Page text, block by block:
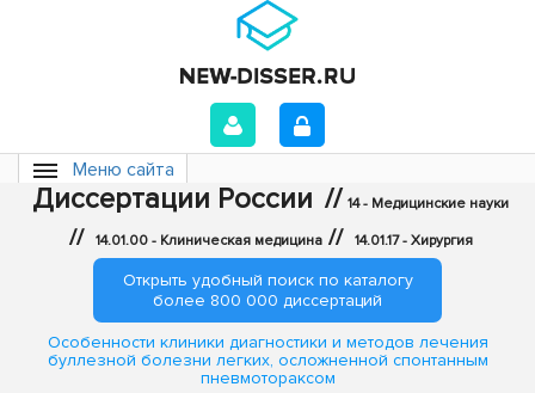
Меню сайта
Диссертации России // 14 - Медицинские науки
// 14.01.00 - Клиническая медицина // 14.01.17 - Хирургия
Открыть удобный поиск по каталогу
более 800 000 диссертаций
Особенности клиники диагностики и методов лечения
буллезной болезни легких, осложненной спонтанным
пневмотораксом